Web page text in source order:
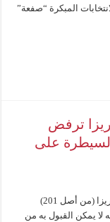
المبكرة “صفعة”
ترفض
على
إنّ بياناً من قبل 109 أعضاء في اللجنة المركزية لسيريزا (من أصل 201)
لا يمكن القبول به من